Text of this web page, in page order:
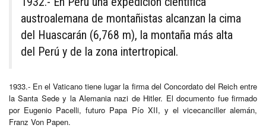
austroalemana de montañistas alcanzan la cima
del Huascarán (6,768 m), la montaña más alta
del Perú y de la zona intertropical.
1933.- En el Vaticano tiene lugar la firma del Concordato del Reich entre
la Santa Sede y la Alemania nazi de Hitler. El documento fue firmado
por Eugenio Pacelli, futuro Papa Pío XII, y el vicecanciller alemán,
Franz Von Papen.